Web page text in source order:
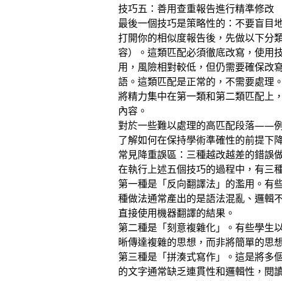
技巧五：善用查重報告進行精準修改
最後一個技巧是策略性的：不要盲目
打開你的相似度報告後，先做以下分
容）。這類匹配必須徹底改寫，使用
用，風險相對較低，但仍需要確保改
語。這類匹配是正常的，不需要處理
將精力集中在第一類和第二類匹配上
內容。
對於一些難以處理的高匹配段落——
了解如何在保持學術準確性的前提下
常見降重誤區：三種越改越差的錯誤
在執行上述五個技巧的過程中，有三
第一種是「反向翻譯法」的濫用。有
種做法通常產出的是語法混亂、邏輯
直接使用機器翻譯的結果。
第二種是「刻意複雜化」。有些學生
晰傳達複雜的思想，而非將簡單的思
第三種是「拼湊式寫作」。這是將多
的文字通常缺乏連貫性和邏輯性，閱